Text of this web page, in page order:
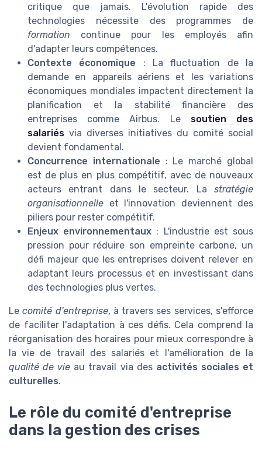
critique que jamais. L'évolution rapide des
technologies nécessite des programmes de
formation continue pour les employés afin
d'adapter leurs compétences.
Contexte économique : La fluctuation de la
demande en appareils aériens et les variations
économiques mondiales impactent directement la
planification et la stabilité financière des
entreprises comme Airbus. Le soutien des
salariés via diverses initiatives du comité social
devient fondamental.
Concurrence internationale : Le marché global
est de plus en plus compétitif, avec de nouveaux
acteurs entrant dans le secteur. La stratégie
organisationnelle et l'innovation deviennent des
piliers pour rester compétitif.
Enjeux environnementaux : L'industrie est sous
pression pour réduire son empreinte carbone, un
défi majeur que les entreprises doivent relever en
adaptant leurs processus et en investissant dans
des technologies plus vertes.
Lecomité d'entreprise, à travers ses services, s'efforce
de faciliter l'adaptation à ces défis. Cela comprend la
réorganisation des horaires pour mieux correspondre à
la vie de travail des salariés et l'amélioration de la
qualité de vie au travail via des activités sociales et
culturelles.
Le rôle du comité d'entreprise
dans la gestion des crises